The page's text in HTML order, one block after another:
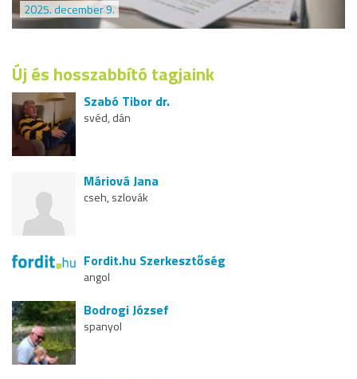
2025. december 9.
Új és hosszabbító tagjaink
Szabó Tibor dr.
svéd, dán
Máriová Jana
cseh, szlovák
Fordit.hu Szerkesztőség
angol
Bodrogi József
spanyol